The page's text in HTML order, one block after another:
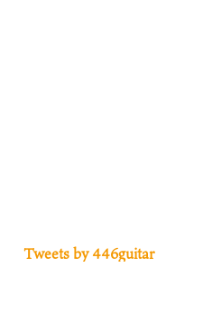
Tweets by 446guitar